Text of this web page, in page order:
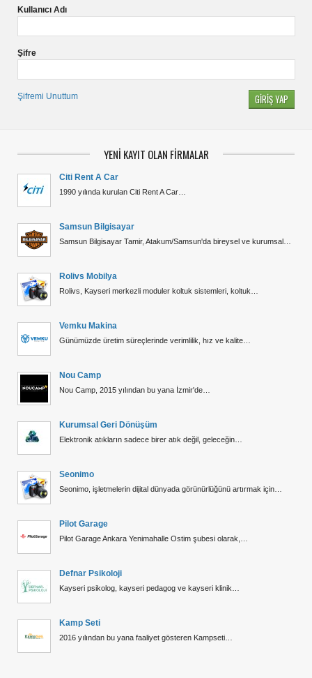
Kullanıcı Adı
Şifre
Şifremi Unuttum
YENİ KAYIT OLAN FİRMALAR
Citi Rent A Car
1990 yılında kurulan Citi Rent A Car…
Samsun Bilgisayar
Samsun Bilgisayar Tamir, Atakum/Samsun'da bireysel ve kurumsal…
Rolivs Mobilya
Rolivs, Kayseri merkezli moduler koltuk sistemleri, koltuk…
Vemku Makina
Günümüzde üretim süreçlerinde verimlilik, hız ve kalite…
Nou Camp
Nou Camp, 2015 yılından bu yana İzmir'de…
Kurumsal Geri Dönüşüm
Elektronik atıkların sadece birer atık değil, geleceğin…
Seonimo
Seonimo, işletmelerin dijital dünyada görünürlüğünü artırmak için…
Pilot Garage
Pilot Garage Ankara Yenimahalle Ostim şubesi olarak,…
Defnar Psikoloji
Kayseri psikolog, kayseri pedagog ve kayseri klinik…
Kamp Seti
2016 yılından bu yana faaliyet gösteren Kampseti…